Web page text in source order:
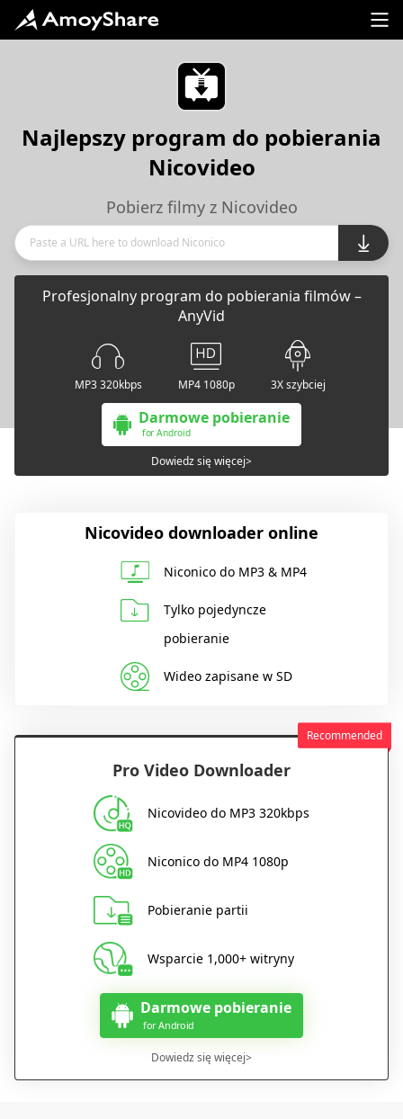
Najlepszy program do pobierania
Nicovideo
Pobierz filmy z Nicovideo
Profesjonalny program do pobierania filmów –
AnyVid
MP3 320kbps MP4 1080p 3X szybciej
Darmowe pobieranie
for Android
Dowiedz się więcej>
Nicovideo downloader online
Niconico do MP3 & MP4
Tylko pojedyncze
pobieranie
Wideo zapisane w SD
Pro Video Downloader
Nicovideo do MP3 320kbps
Niconico do MP4 1080p
Pobieranie partii
Wsparcie 1,000+ witryny
Darmowe pobieranie
for Android
Dowiedz się więcej>